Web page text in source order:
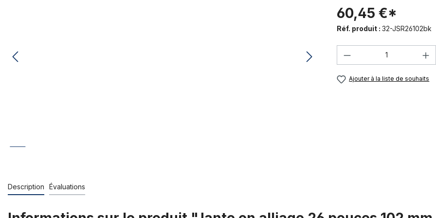
60,45 €*
Réf. produit : 32-JSR26102bk
Quantité de
Ajouter à la liste de souhaits
Description Évaluations